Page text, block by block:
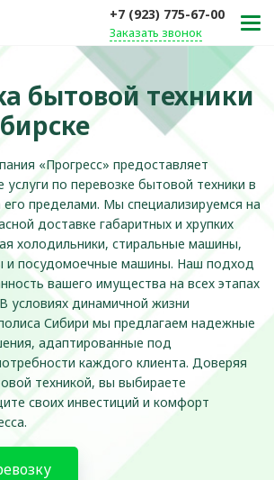
+7 (923) 775-67-00
Заказать звонок
бытовой техники
«Прогресс» предоставляет
по перевозке бытовой техники в
его пределами. Мы специализируемся на
доставке габаритных и хрупких
холодильники, стиральные машины,
и посудомоечные машины. Наш подход
вашего имущества на всех этапах
условиях динамичной жизни
Сибири мы предлагаем надежные
адаптированные под
каждого клиента. Доверяя
техникой, вы выбираете
своих инвестиций и комфорт